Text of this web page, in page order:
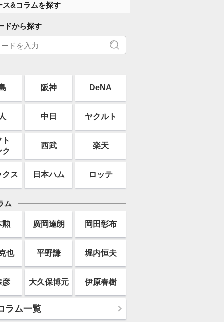
ス&コラムを探す
ドから探す
阪神 DeNA
中日 ヤクルト
ト
ク
西武 楽天
クス 日本ハム ロッテ
ム
勲 廣岡達朗 岡田彰布
也 平野謙 堀内恒夫
彦 大久保博元 伊原春樹
ラム一覧